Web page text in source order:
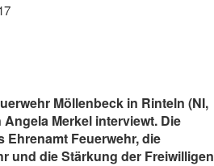
Möllenbeck in Rinteln (NI,
Merkel interviewt. Die
Feuerwehr, die
und die Stärkung der Freiwilligen